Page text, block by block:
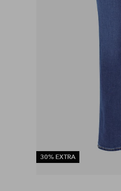
30% EXTRA